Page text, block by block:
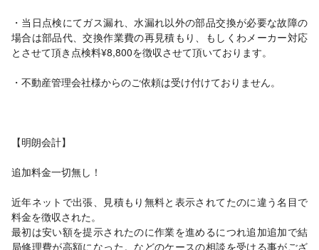
・当日点検にてガス漏れ、水漏れ以外の部品交換が必要な故障の
場合は部品代、交換作業費の再見積もり、もしくわメーカー対応
とさせて頂き点検料¥8,800を徴収させて頂いております。
・不動産管理会社様からのご依頼は受け付けておりません。
【明朗会計】
追加料金一切無し！
近年ネットで出張、見積もり無料と表示されてたのに違う名目で
料金を徴収された。
最初は安い額を提示されたのに作業を進めるにつれ追加追加で結
局修理費が高額になった。などのケースの相談を受ける事がござ